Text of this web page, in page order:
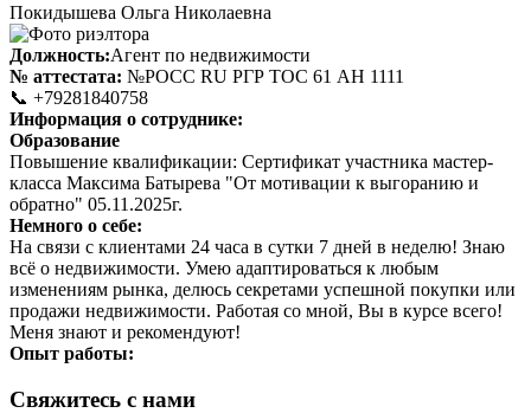
Покидышева Ольга Николаевна
Должность:Агент по недвижимости
№ аттестата: №РОСС RU РГР ТОС 61 АН 1111
📞 +79281840758
Информация о сотруднике:
Образование
Повышение квалификации: Сертификат участника мастер-
класса Максима Батырева "От мотивации к выгоранию и
обратно" 05.11.2025г.
Немного о себе:
На связи с клиентами 24 часа в сутки 7 дней в неделю! Знаю
всё о недвижимости. Умею адаптироваться к любым
изменениям рынка, делюсь секретами успешной покупки или
продажи недвижимости. Работая со мной, Вы в курсе всего!
Меня знают и рекомендуют!
Опыт работы:
Свяжитесь с нами